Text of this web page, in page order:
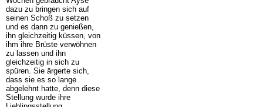
dazu zu bringen sich auf
seinen Schoß zu setzen
und es dann zu genießen,
ihn gleichzeitig küssen, von
ihm ihre Brüste verwöhnen
zu lassen und ihn
gleichzeitig in sich zu
spüren. Sie ärgerte sich,
dass sie es so lange
abgelehnt hatte, denn diese
Stellung wurde ihre